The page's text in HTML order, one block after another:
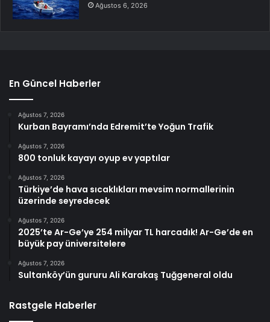
Ağustos 6, 2026
En Güncel Haberler
Ağustos 7, 2026
Kurban Bayramı’nda Edremit’te Yoğun Trafik
Ağustos 7, 2026
800 tonluk kayayı oyup ev yaptılar
Ağustos 7, 2026
Türkiye’de hava sıcaklıkları mevsim normallerinin
üzerinde seyredecek
Ağustos 7, 2026
2025’te Ar-Ge’ye 254 milyar TL harcadık! Ar-Ge’de en
büyük pay üniversitelere
Ağustos 7, 2026
Sultanköy’ün gururu Ali Karakaş Tuğgeneral oldu
Rastgele Haberler